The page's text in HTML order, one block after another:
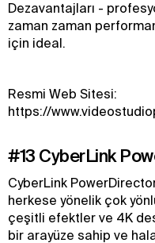
Dezavantajları -
zaman zaman
için ideal.
Resmi Web Sitesi:
https://
#13 CyberLink
CyberLink
herkese yönelik çok
çeşitli efektler ve 4K
bir arayüze sahip ve